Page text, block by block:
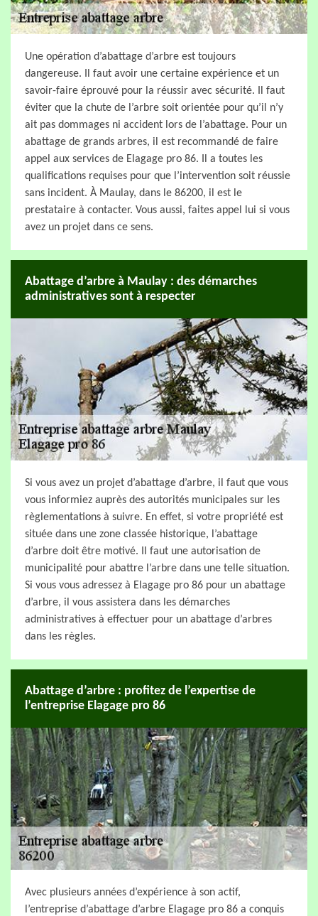
Une opération d’abattage d’arbre est toujours
dangereuse. Il faut avoir une certaine expérience et un
savoir-faire éprouvé pour la réussir avec sécurité. Il faut
éviter que la chute de l’arbre soit orientée pour qu’il n’y
ait pas dommages ni accident lors de l’abattage. Pour un
abattage de grands arbres, il est recommandé de faire
appel aux services de Elagage pro 86. Il a toutes les
qualifications requises pour que l’intervention soit réussie
sans incident. À Maulay, dans le 86200, il est le
prestataire à contacter. Vous aussi, faites appel lui si vous
avez un projet dans ce sens.
Abattage d’arbre à Maulay : des démarches
administratives sont à respecter
Si vous avez un projet d’abattage d’arbre, il faut que vous
vous informiez auprès des autorités municipales sur les
règlementations à suivre. En effet, si votre propriété est
située dans une zone classée historique, l’abattage
d’arbre doit être motivé. Il faut une autorisation de
municipalité pour abattre l’arbre dans une telle situation.
Si vous vous adressez à Elagage pro 86 pour un abattage
d’arbre, il vous assistera dans les démarches
administratives à effectuer pour un abattage d’arbres
dans les règles.
Abattage d’arbre : profitez de l’expertise de
l’entreprise Elagage pro 86
Avec plusieurs années d’expérience à son actif,
l’entreprise d’abattage d’arbre Elagage pro 86 a conquis